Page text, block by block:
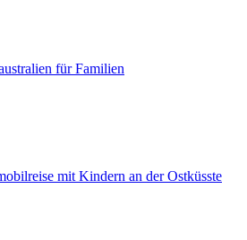
für Familien
mit Kindern an der Ostküsste